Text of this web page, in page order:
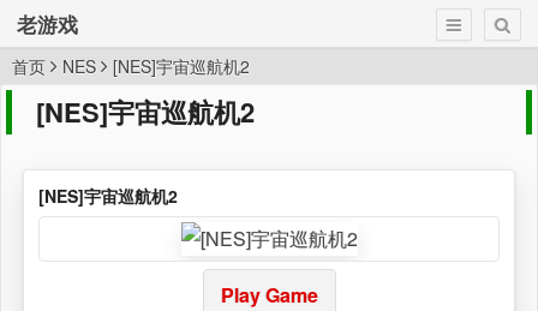
老游戏
首页 NES [NES]宇宙巡航机2
[NES]宇宙巡航机2
[NES]宇宙巡航机2
Play Game